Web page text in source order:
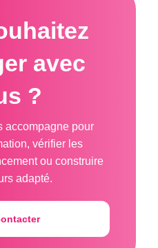
avec
?
accompagne pour
vérifier les
ou construire
adapté.